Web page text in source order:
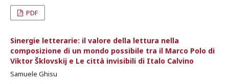
PDF
Sinergie letterarie: il valore della lettura nella
composizione di un mondo possibile tra il Marco Polo di
Viktor Šklovskij e Le città invisibili di Italo Calvino
Samuele Ghisu